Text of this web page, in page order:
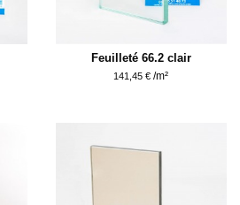
Feuilleté 66.2 clair
141,45 € /m²